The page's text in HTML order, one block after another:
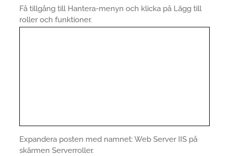
Få tillgång till Hantera-menyn och klicka på Lägg till
roller och funktioner.
Expandera posten med namnet: Web Server IIS på
skärmen Serverroller.